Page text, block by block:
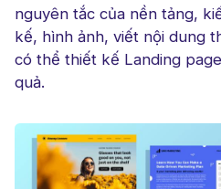
nguyên tắc của nền tảng,
kế, hình ảnh, viết nội dung
có thể thiết kế Landing
quả.